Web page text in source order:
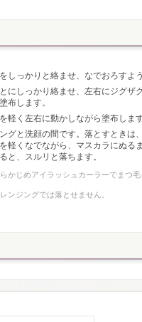
しっかりと絡ませ、なでおろすよ
にしっかり絡ませ、左右にジグザ
布します。
軽く左右に動かしながら塗布します
グと洗顔の間です。落とすときは
軽くなでながら、マスカラにぬる
と、スルリと落ちます。
かじめアイラッシュカーラーでまつ毛
ンジングでは落とせません。